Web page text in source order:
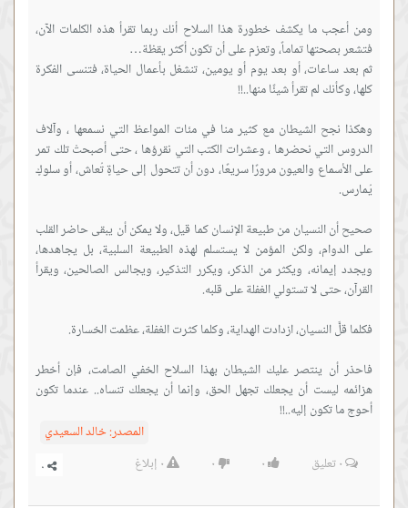
ومن أعجب ما يكشف خطورة هذا السلاح أنك ربما تقرأ هذه الكلمات الآن،
ثم بعد ساعات، أو بعد يوم أو يومين، تنشغل بأعمال الحياة، فتنسى الفكرة
وهكذا نجح الشيطان مع كثير منا في مئات المواعظ التي نسمعها ، وآلاف
الدروس التي نحضرها ، وعشرات الكتب التي نقرؤها ، حتى أصبحتْ تلك تمر
على الأسماع والعيون مرورًا سريعًا، دون أن تتحول إلى حياةٍ تُعاش، أو سلوكٍ
صحيح أن النسيان من طبيعة الإنسان كما قيل، ولا يمكن أن يبقى حاضر القلب
على الدوام، ولكن المؤمن لا يستسلم لهذه الطبيعة السلبية، بل يجاهدها،
ويجدد إيمانه، ويكثر من الذكر، ويكرر التذكير، ويجالس الصالحين، ويقرأ
فاحذر أن ينتصر عليك الشيطان بهذا السلاح الخفي الصامت، فإن أخطر
هزائمه ليست أن يجعلك تجهل الحق، وإنما أن يجعلك تنساه.. عندما تكون
أحوج ما تكون إليه..!!
المصدر:خالد السعيدي
٠تعليق ٠ ٠ ٠ إبلاغ